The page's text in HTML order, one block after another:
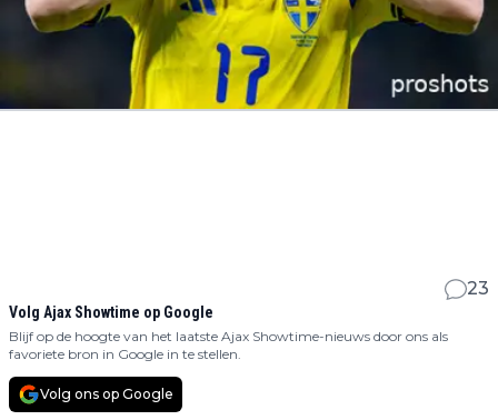
23
Volg Ajax Showtime op Google
Blijf op de hoogte van het laatste Ajax Showtime-nieuws door ons als
favoriete bron in Google in te stellen.
Volg ons op Google